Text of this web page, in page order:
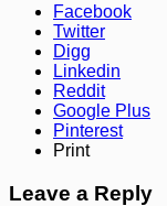
Facebook
Twitter
Digg
Linkedin
Reddit
Google Plus
Pinterest
Print
Leave a Reply